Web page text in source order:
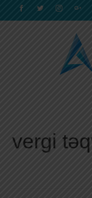
vergi